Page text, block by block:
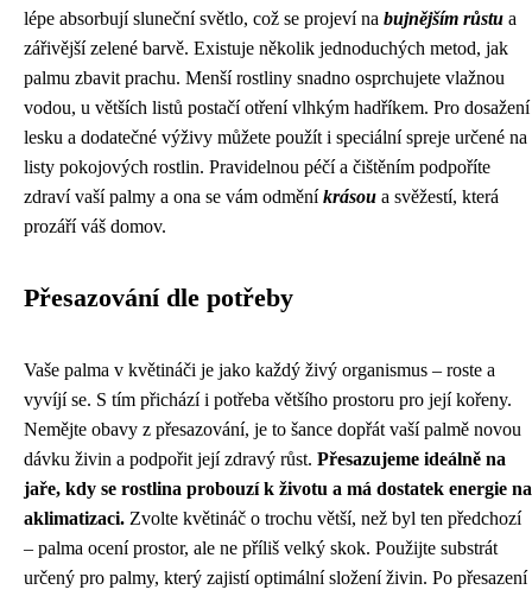
lépe absorbují sluneční světlo, což se projeví na bujnějším růstu a
zářivější zelené barvě. Existuje několik jednoduchých metod, jak
palmu zbavit prachu. Menší rostliny snadno osprchujete vlažnou
vodou, u větších listů postačí otření vlhkým hadříkem. Pro dosažení
lesku a dodatečné výživy můžete použít i speciální spreje určené na
listy pokojových rostlin. Pravidelnou péčí a čištěním podpoříte
zdraví vaší palmy a ona se vám odměníkrásou a svěžestí, která
prozáří váš domov.
Přesazování dle potřeby
Vaše palma v květináči je jako každý živý organismus – roste a
vyvíjí se. S tím přichází i potřeba většího prostoru pro její kořeny.
Nemějte obavy z přesazování, je to šance dopřát vaší palmě novou
dávku živin a podpořit její zdravý růst. Přesazujeme ideálně na
jaře, kdy se rostlina probouzí k životu a má dostatek energie na
aklimatizaci. Zvolte květináč o trochu větší, než byl ten předchozí
– palma ocení prostor, ale ne příliš velký skok. Použijte substrát
určený pro palmy, který zajistí optimální složení živin. Po přesazení